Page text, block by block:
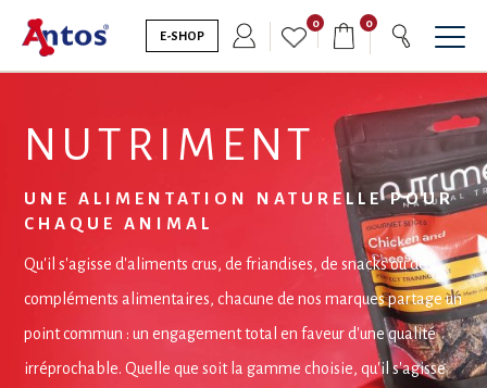
E-SHOP
0 0
NUTRIMENT
UNE ALIMENTATION NATURELLE POUR
CHAQUE ANIMAL
Qu'il s'agisse d'aliments crus, de friandises, de snacks ou de
compléments alimentaires, chacune de nos marques partage un
point commun : un engagement total en faveur d'une qualité
irréprochable. Quelle que soit la gamme choisie, qu'il s'agisse